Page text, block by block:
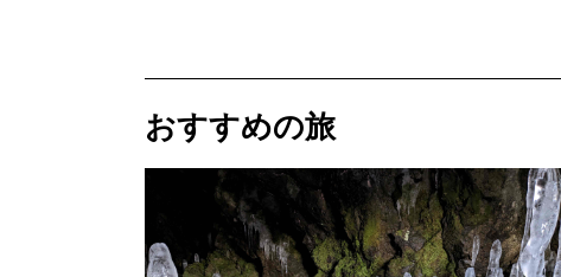
おすすめの旅